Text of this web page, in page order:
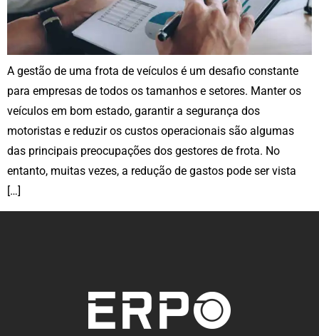
A gestão de uma frota de veículos é um desafio constante
para empresas de todos os tamanhos e setores. Manter os
veículos em bom estado, garantir a segurança dos
motoristas e reduzir os custos operacionais são algumas
das principais preocupações dos gestores de frota. No
entanto, muitas vezes, a redução de gastos pode ser vista
[…]